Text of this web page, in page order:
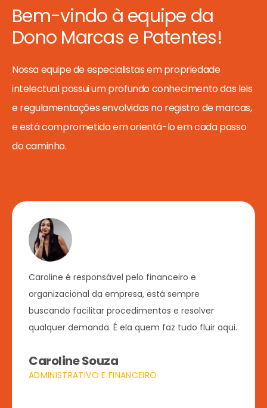
Bem-vindo à equipe da
Dono Marcas e Patentes!
Nossa equipe de especialistas em propriedade
intelectual possui um profundo conhecimento das leis
e regulamentações envolvidas no registro de marcas,
e está comprometida em orientá-lo em cada passo
do caminho.
Renato é o responsável por encontrar as
melhores soluções jurídicas para proteger a sua
propriedade intelectual. Com atuação na parte
operacional, é quem zela pelo bom andamento
desenhos industriais.